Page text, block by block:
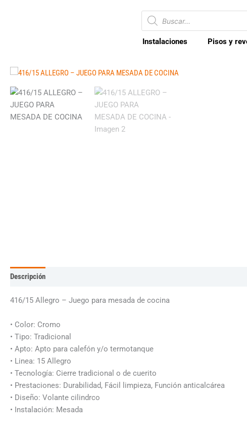
Búsqueda
de
productos
Instalaciones Pisos y
Descripción
416/15 Allegro – Juego para mesada de cocina
• Color: Cromo
• Tipo: Tradicional
• Apto: Apto para calefón y/o termotanque
• Linea: 15 Allegro
• Tecnología: Cierre tradicional o de cuerito
• Prestaciones: Durabilidad, Fácil limpieza, Función anticalcárea
• Diseño: Volante cilindrco
• Instalación: Mesada